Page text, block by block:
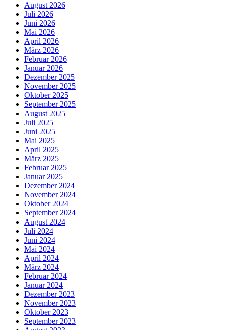
August 2026
Juli 2026
Juni 2026
Mai 2026
April 2026
März 2026
Februar 2026
Januar 2026
Dezember 2025
November 2025
Oktober 2025
September 2025
August 2025
Juli 2025
Juni 2025
Mai 2025
April 2025
März 2025
Februar 2025
Januar 2025
Dezember 2024
November 2024
Oktober 2024
September 2024
August 2024
Juli 2024
Juni 2024
Mai 2024
April 2024
März 2024
Februar 2024
Januar 2024
Dezember 2023
November 2023
Oktober 2023
September 2023